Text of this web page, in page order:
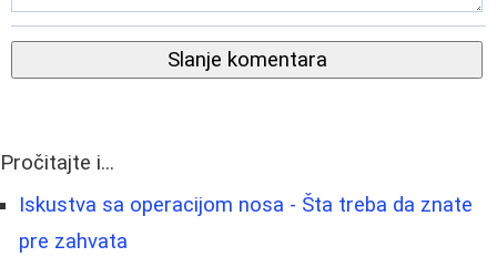
Slanje komentara
Pročitajte i...
Iskustva sa operacijom nosa - Šta treba da znate
pre zahvata